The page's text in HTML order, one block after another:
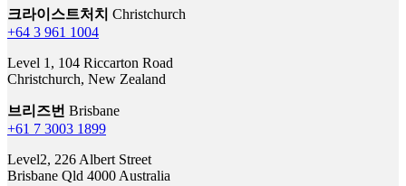
Level 8, 220 Queen Street
Auckland 1010 New Zealand
크라이스트처치
Christchurch
+64 3 961 1004
Level 1, 104 Riccarton Road
Christchurch, New Zealand
브리즈번Brisbane
+61 7 3003 1899